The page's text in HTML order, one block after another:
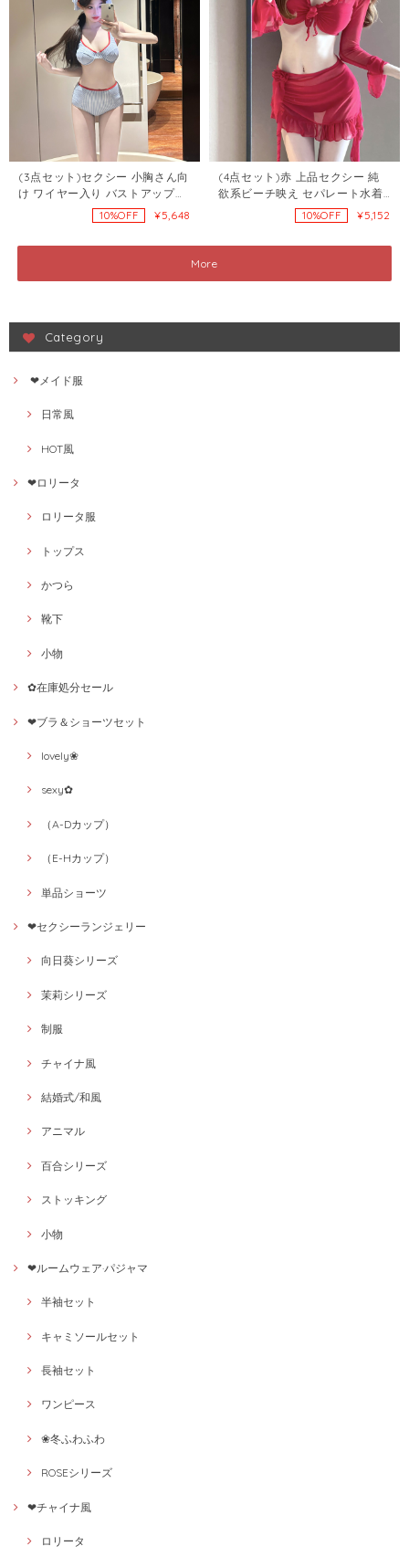
(3点セット)セクシー 小胸さん向
け ワイヤー入り バストアップ効
果あり ヴィンテージストライプ
柄 ビキニ 3点セット107805074
10%OFF ¥5,648
(4点セット)赤 上品セクシー 純
欲系ビーチ映え セパレート水着
10%OFF ¥5,152
More
Category
❤メイド服
日常風
HOT風
❤ロリータ
ロリータ服
トップス
かつら
靴下
小物
✿在庫処分セール
❤ブラ＆ショーツセット
lovely❀
sexy✿
（A-Dカップ）
（E-Hカップ）
単品ショーツ
❤セクシーランジェリー
向日葵シリーズ
茉莉シリーズ
制服
チャイナ風
結婚式/和風
アニマル
百合シリーズ
ストッキング
小物
❤ルームウェア·パジャマ
半袖セット
キャミソールセット
長袖セット
ワンピース
❀冬ふわふわ
ROSEシリーズ
❤チャイナ風
ロリータ